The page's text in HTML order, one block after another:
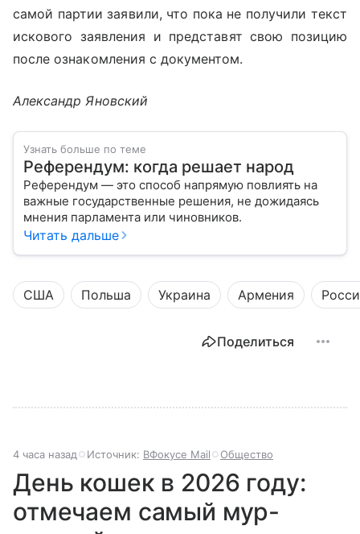
самой партии заявили, что пока не получили текст
искового заявления и представят свою позицию
после ознакомления с документом.
Александр Яновский
Узнать больше по теме
Референдум: когда решает народ
Референдум — это способ напрямую повлиять на
важные государственные решения, не дожидаясь
мнения парламента или чиновников.
Читать дальше
США Польша Украина Армения
Поделиться
4 часа назад Источник: ВФокусе Mail Общество
День кошек в 2026 году:
отмечаем самый мур-